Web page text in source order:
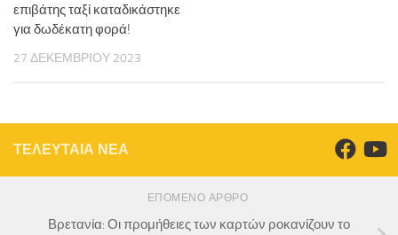
επιβάτης ταξί καταδικάστηκε
για δωδέκατη φορά!
27 ΔΕΚΕΜΒΡΊΟΥ 2023
ΤΕΛΕΥΤΑΙΑ ΝΕΑ
ΕΠΌΜΕΝΟ ΆΡΘΡΟ
Βρετανία: Οι προμήθειες των καρτών ροκανίζουν το